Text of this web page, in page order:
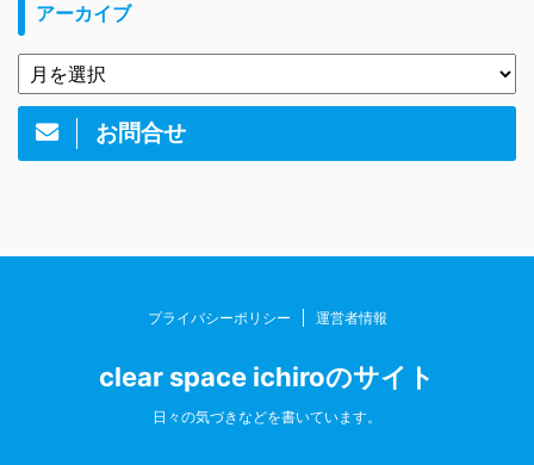
アーカイブ
お問合せ
プライバシーポリシー 運営者情報
clear space ichiroのサイト
日々の気づきなどを書いています。